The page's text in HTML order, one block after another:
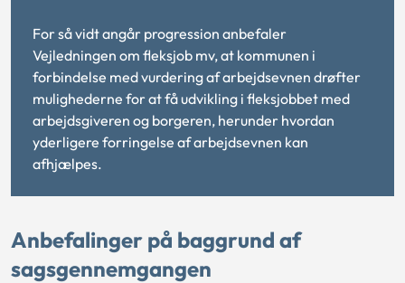
For så vidt angår progression anbefaler
Vejledningen om fleksjob mv, at kommunen i
forbindelse med vurdering af arbejdsevnen drøfter
mulighederne for at få udvikling i fleksjobbet med
arbejdsgiveren og borgeren, herunder hvordan
yderligere forringelse af arbejdsevnen kan
afhjælpes.
Anbefalinger på baggrund af
sagsgennemgangen